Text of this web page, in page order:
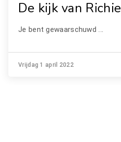
De kijk van Richie
Je bent gewaarschuwd ...
Vrijdag 1 april 2022